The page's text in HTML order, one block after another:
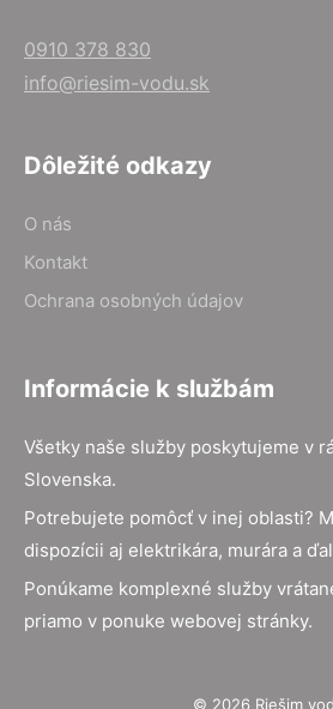
0910 378 830
info@riesim-vodu.sk
Dôležité odkazy
O nás
Kontakt
Ochrana osobných údajov
Informácie k službám
Všetky naše služby poskytujeme v
Slovenska.
Potrebujete pomôcť v inej oblasti?
dispozícii aj elektrikára, murára a
Ponúkame komplexné služby
priamo v ponuke webovej stránky.
© 2026 Riešim